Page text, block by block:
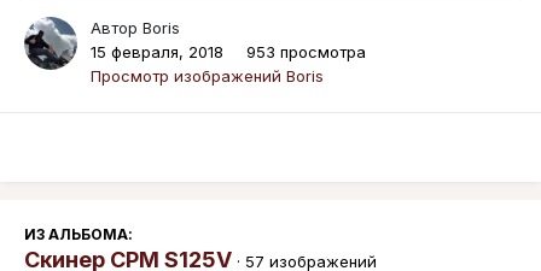
Автор Boris
15 февраля, 2018
953 просмотра
Просмотр изображений Boris
ИЗ АЛЬБОМА:
Скинер CPM S125V · 57 изображений